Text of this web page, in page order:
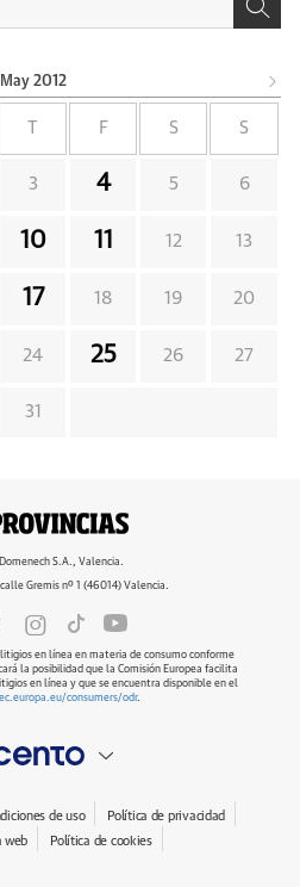
May 2012
F S S
3 4 5 6
10 11 12 13
17 18 19 20
24 25 26 27
31
S.A., Valencia.
Gremis nº 1 (46014) Valencia.
en línea en materia de consumo conforme
la posibilidad que la Comisión Europea facilita
en línea y que se encuentra disponible en el
consumers/odr.
de uso
Política de privacidad
web Política de cookies